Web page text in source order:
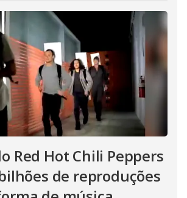
Red Hot Chili Peppers
de reproduções